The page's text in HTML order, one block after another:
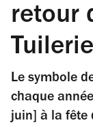
retour
Le symbole
chaque
juin] à la fête